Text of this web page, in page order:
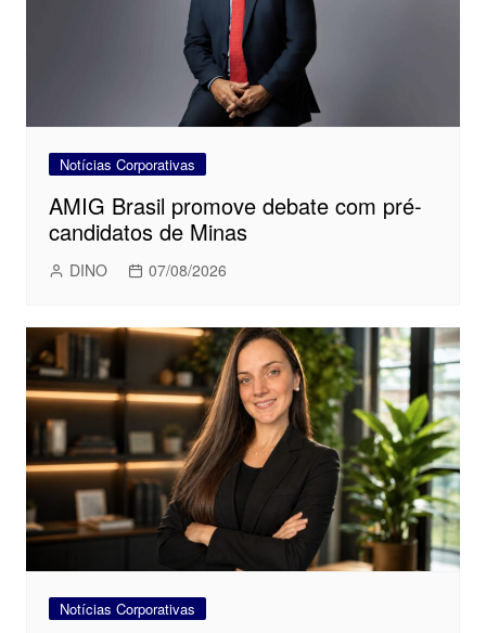
Notícias Corporativas
AMIG Brasil promove debate com pré-
candidatos de Minas
DINO 07/08/2026
Notícias Corporativas